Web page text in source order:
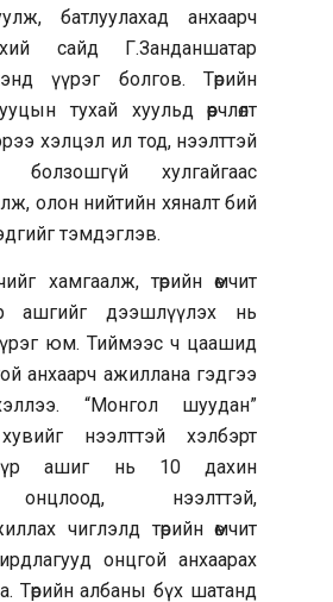
батлуулахад анхаарч
сайд Г.Занданшатар
үүрэг болгов. Төрийн
тухай хуульд өөрчлөлт
хэлцэл ил тод, нээлттэй
хулгайгаас
олон нийтийн хяналт бий
тэмдэглэв.
хамгаалж, төрийн өмчит
ашгийг дээшлүүлэх нь
юм. Тиймээс ч цаашид
анхаарч ажиллана гэдгээ
“Монгол шуудан”
нээлттэй хэлбэрт
үр ашиг нь 10 дахин
онцлоод, нээлттэй,
чиглэлд төрийн өмчит
онцгой анхаарах
Төрийн албаны бүх шатанд